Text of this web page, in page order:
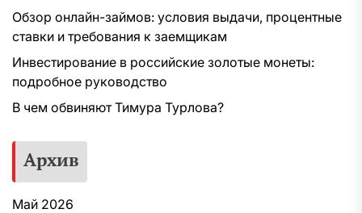
Обзор онлайн-займов: условия выдачи, процентные
ставки и требования к заемщикам
Инвестирование в российские золотые монеты:
подробное руководство
В чем обвиняют Тимура Турлова?
Архив
Май 2026